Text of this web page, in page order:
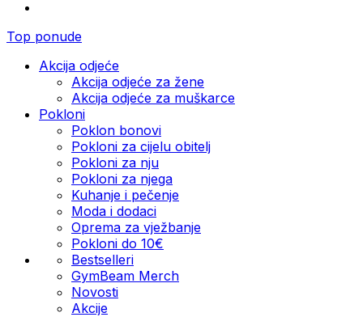
Top ponude
Akcija odjeće
Akcija odjeće za žene
Akcija odjeće za muškarce
Pokloni
Poklon bonovi
Pokloni za cijelu obitelj
Pokloni za nju
Pokloni za njega
Kuhanje i pečenje
Moda i dodaci
Oprema za vježbanje
Pokloni do 10€
Bestselleri
GymBeam Merch
Novosti
Akcije